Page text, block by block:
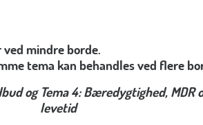
ved mindre borde.
tema kan behandles ved flere
og Tema 4: Bæredygtighed, MDR
levetid